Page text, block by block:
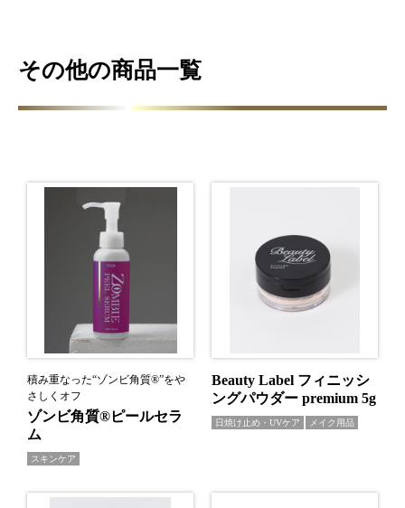
その他の商品一覧
積み重なった“ゾンビ角質®”をや
さしくオフ
ゾンビ角質®ピールセラ
ム
スキンケア
Beauty Label フィニッシ
ングパウダー premium 5g
日焼け止め・UVケア メイク用品